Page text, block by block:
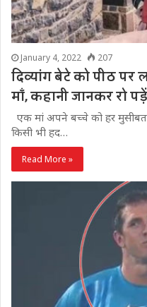
January 4, 2022 207
दिव्यांग बेटे को पीठ
माँ, कहानी जानकर रो
एक मां अपने बच्चे को हर
किसी भी हद…
Read More »